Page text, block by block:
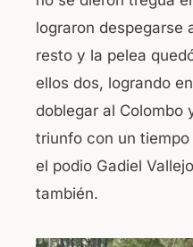
lograron despegarse
resto y la pelea
ellos dos, logrando
doblegar al Colombo
triunfo con un
el podio Gadiel
también.